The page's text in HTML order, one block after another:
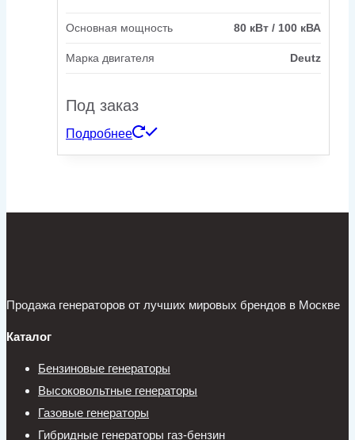
Основная мощность 80 кВт / 100 кВА
Марка двигателя Deutz
Под заказ
Подробнее
Продажа генераторов от лучших мировых брендов в Москве
Каталог
Бензиновые генераторы
Высоковольтные генераторы
Газовые генераторы
Гибридные генераторы газ-бензин